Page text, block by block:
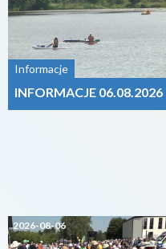
Informacje
INFORMACJE 06.08.2026
2026-08-06